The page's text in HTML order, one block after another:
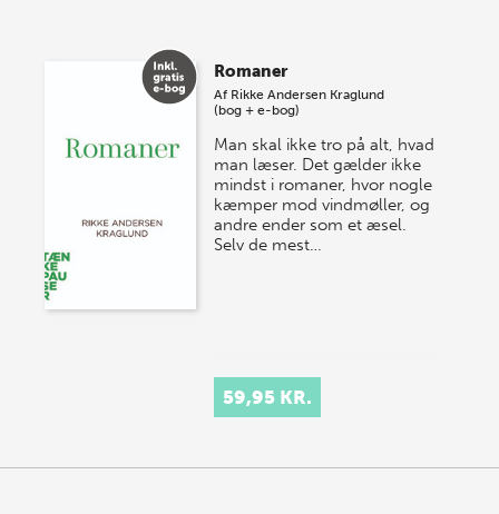
store sommer-lagersalg, så sæt kryds i kalenderen
onsdag den 10. j…
Romaner
Af Rikke Andersen Kraglund
(bog + e-bog)
Man skal ikke tro på alt, hvad
man læser. Det gælder ikke
mindst i romaner, hvor nogle
kæmper mod vindmøller, og
andre ender som et æsel.
Selv de mest…
59,95 KR.